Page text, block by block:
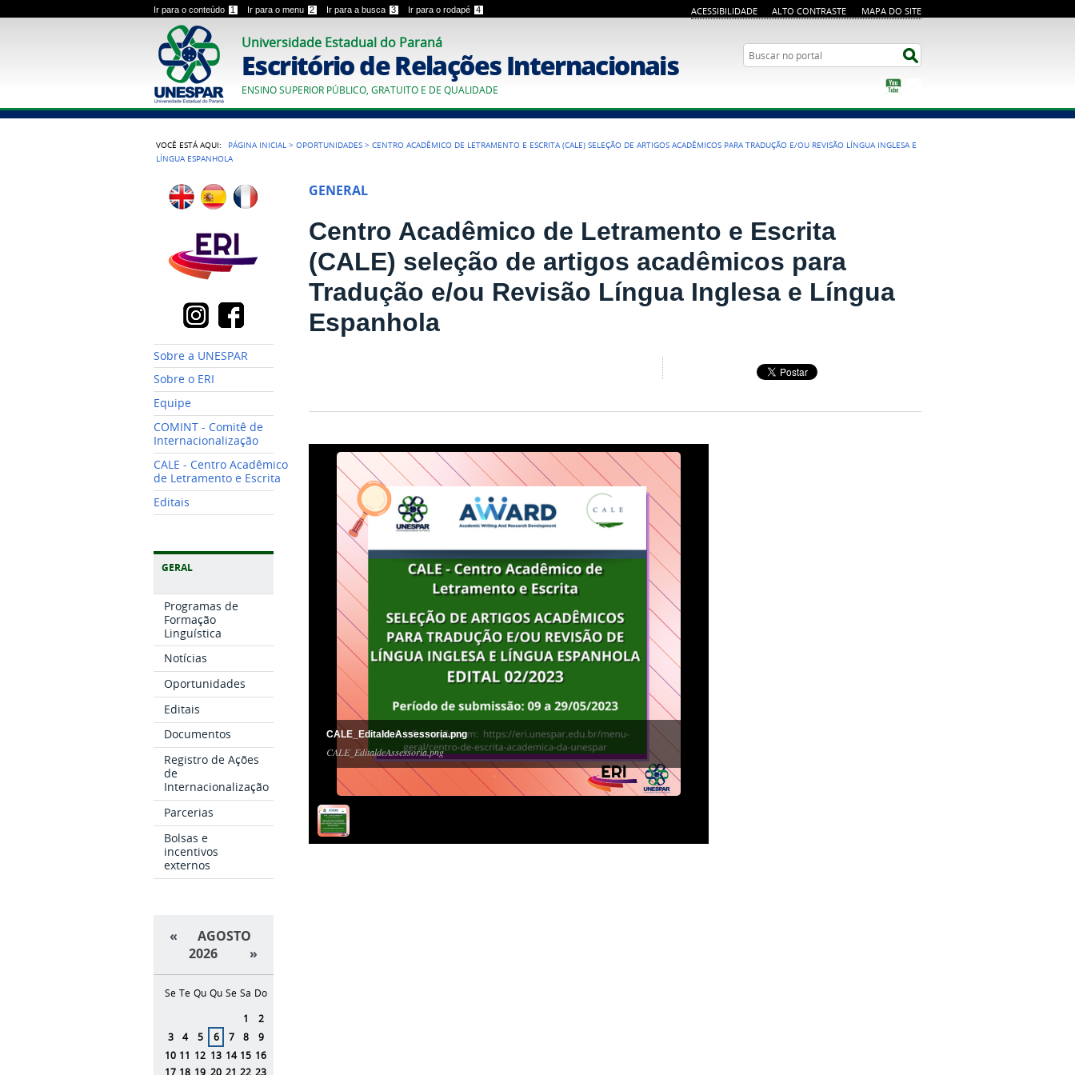
Ir para o conteúdo 1 Ir para o menu 2 Ir para a busca 3 Ir para o rodapé 4 ACESSIBILIDADE ALTO CONTRASTE MAPA DO SITE
Universidade Estadual do Paraná
Escritório de Relações Internacionais
ENSINO SUPERIOR PÚBLICO, GRATUITO E DE QUALIDADE
Busca
VOCÊ ESTÁ AQUI: PÁGINA INICIAL >OPORTUNIDADES >CENTRO ACADÊMICO DE LETRAMENTO E ESCRITA (CALE) SELEÇÃO DE ARTIGOS ACADÊMICOS PARA TRADUÇÃO E/OU REVISÃO LÍNGUA INGLESA E
LÍNGUA ESPANHOLA
Sobre a UNESPAR
Sobre o ERI
Equipe
COMINT - Comitê de
Internacionalização
CALE - Centro Acadêmico
de Letramento e Escrita
Editais
GERAL
Programas de
Formação
Linguística
Notícias
Oportunidades
Editais
Documentos
Registro de Ações
de
Internacionalização
Parcerias
Bolsas e
incentivos
externos
«
AGOSTO
2026
»
Se Te Qu Qu Se Sa Do
1
2
3
4 5 6 7 8
9
10 11 12 13 14 15 16
17 18 19 20 21 22 23
GENERAL
Centro Acadêmico de Letramento e Escrita
(CALE) seleção de artigos acadêmicos para
Tradução e/ou Revisão Língua Inglesa e Língua
Espanhola
CALE_EditaldeAssessoria.png
CALE_EditaldeAssessoria.png